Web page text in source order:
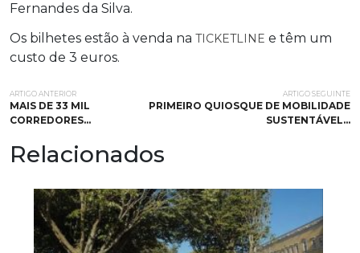
Fernandes da Silva.
Os bilhetes estão à venda na TICKETLINE e têm um
custo de 3 euros.
ARTIGO ANTERIOR
MAIS DE 33 MIL
CORREDORES…
ARTIGO SEGUINTE
PRIMEIRO QUIOSQUE DE MOBILIDADE
SUSTENTÁVEL…
Relacionados